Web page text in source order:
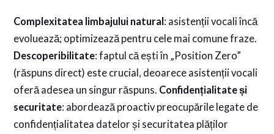
Complexitatea limbajului natural: asistenții vocali încă
evoluează; optimizează pentru cele mai comune fraze.
Descoperibilitate: faptul că ești în „Position Zero”
(răspuns direct) este crucial, deoarece asistenții vocali
oferă adesea un singur răspuns. Confidențialitate și
securitate: abordează proactiv preocupările legate de
confidențialitatea datelor și securitatea plăților